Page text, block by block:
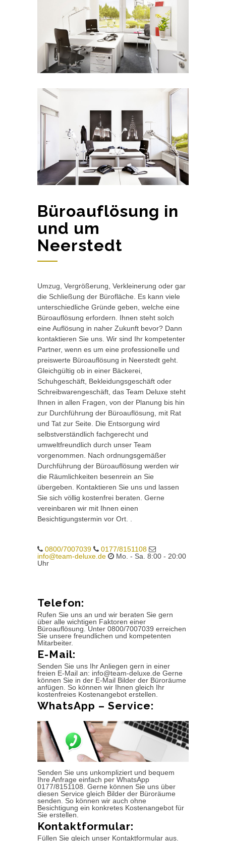
Büroauflösung in
und um
Neerstedt
Umzug, Vergrößerung, Verkleinerung oder gar
die Schließung der Bürofläche. Es kann viele
unterschiedliche Gründe geben, welche eine
Büroauflösung erfordern. Ihnen steht solch
eine Auflösung in naher Zukunft bevor? Dann
kontaktieren Sie uns. Wir sind Ihr kompetenter
Partner, wenn es um eine professionelle und
preiswerte Büroauflösung in Neerstedt geht.
Gleichgültig ob in einer Bäckerei,
Schuhgeschäft, Bekleidungsgeschäft oder
Schreibwarengeschäft, das Team Deluxe steht
Ihnen in allen Fragen, von der Planung bis hin
zur Durchführung der Büroauflösung, mit Rat
und Tat zur Seite. Die Entsorgung wird
selbstverständlich fachgerecht und
umweltfreundlich durch unser Team
vorgenommen. Nach ordnungsgemäßer
Durchführung der Büroauflösung werden wir
die Räumlichkeiten besenrein an Sie
übergeben. Kontaktieren Sie uns und lassen
Sie sich völlig kostenfrei beraten. Gerne
vereinbaren wir mit Ihnen einen
Besichtigungstermin vor Ort. .
0800/7007039
0177/8151108
info@team-deluxe.de
Mo. - Sa. 8:00 - 20:00
Uhr
Telefon:
Rufen Sie uns an und wir beraten Sie gern
über alle wichtigen Faktoren einer
Büroauflösung. Unter 0800/7007039 erreichen
Sie unsere freundlichen und kompetenten
Mitarbeiter.
E-Mail:
Senden Sie uns Ihr Anliegen gern in einer
freien E-Mail an: info@team-deluxe.de Gerne
können Sie in der E-Mail Bilder der Büroräume
anfügen. So können wir Ihnen gleich Ihr
kostenfreies Kostenangebot erstellen.
WhatsApp – Service:
Senden Sie uns unkompliziert und bequem
Ihre Anfrage einfach per WhatsApp
0177/8151108. Gerne können Sie uns über
diesen Service gleich Bilder der Büroräume
senden. So können wir auch ohne
Besichtigung ein konkretes Kostenangebot für
Sie erstellen.
Kontaktformular:
Füllen Sie gleich unser Kontaktformular aus.